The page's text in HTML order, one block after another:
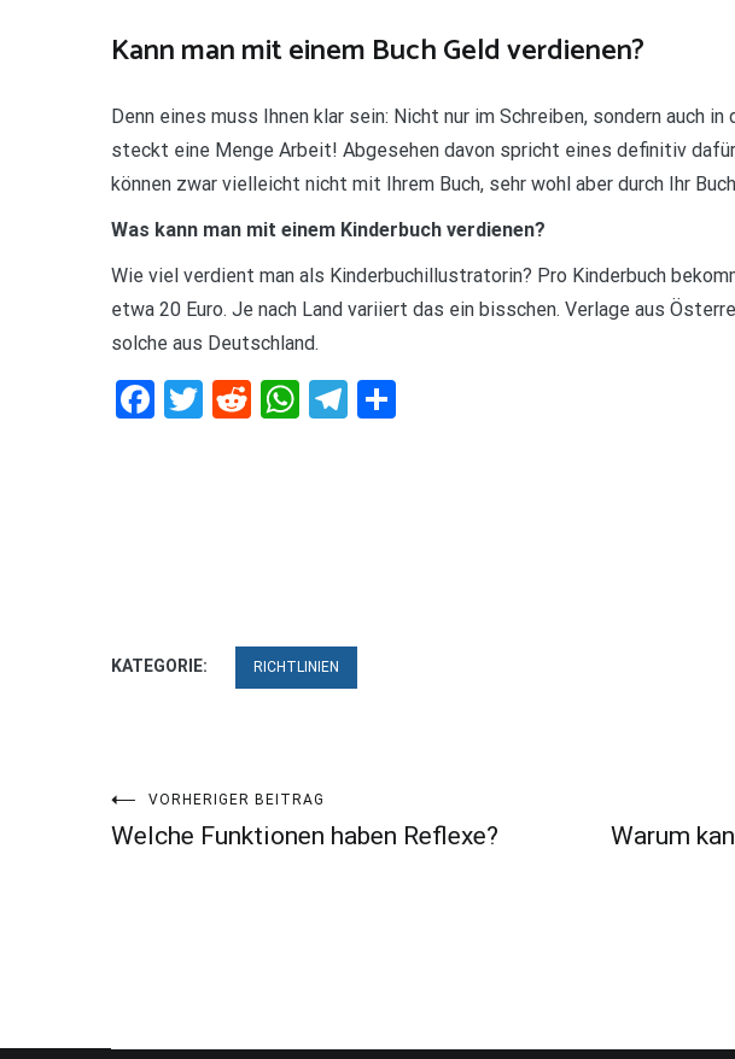
Kann man mit einem Buch Geld verdienen?
Denn eines muss Ihnen klar sein: Nicht nur im Schreiben, sondern auch
steckt eine Menge Arbeit! Abgesehen davon spricht eines definitiv
können zwar vielleicht nicht mit Ihrem Buch, sehr wohl aber durch Ihr
Was kann man mit einem Kinderbuch verdienen?
Wie viel verdient man als Kinderbuchillustratorin? Pro Kinderbuch
etwa 20 Euro. Je nach Land variiert das ein bisschen. Verlage aus
solche aus Deutschland.
Facebook
Twitter
RedditWhatsApp
Telegram
KATEGORIE: RICHTLINIEN
Beitragsnavigation
VORHERIGER BEITRAG
Welche Funktionen haben Reflexe?
Warum